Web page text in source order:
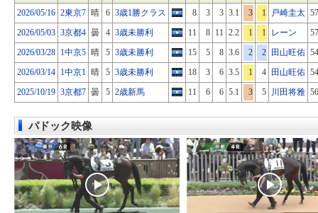
2026/05/16 2東京7 晴 6 3歳1勝クラス 8 3 3 3.1 3 1 戸崎圭太 57
2026/05/03 3京都4 曇 4 3歳未勝利 11 8 11 2.2 1 1 レーン
57
2026/03/28 1中京5 晴 5 3歳未勝利 15 5 8 3.6 2 2 田山旺佑 54
2026/03/14 1中京1 晴 5 3歳未勝利 18 3 6 3.5 1 4 田山旺佑 54
2025/10/19 3京都7 曇 5 2歳新馬 11 6 6 5.1 3 5 川田将雅 56
パドック映像